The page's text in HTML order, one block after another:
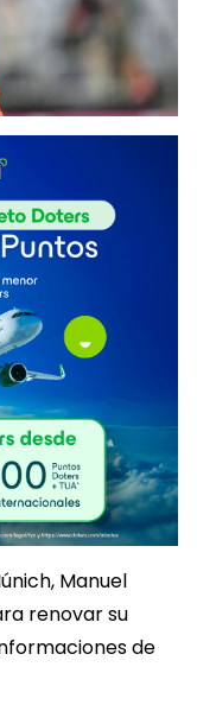
Manuel
renovar su
de